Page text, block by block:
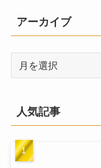
リ
ー
アーカイブ
ブ
人気記事